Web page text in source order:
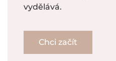
vydělává.
Chci začít